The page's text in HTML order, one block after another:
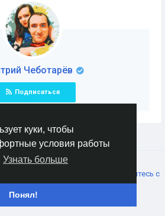
куки, чтобы
условия работы
Узнать больше
Понял!
Чеботарёв
Подписаться
аниме сеть!
Свяжитесь с